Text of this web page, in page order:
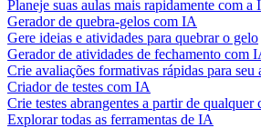
Planeje suas aulas mais rapidamente com a
Gerador de quebra-gelos com IA
Gere ideias e atividades para quebrar o gelo
Gerador de atividades de fechamento com
Crie avaliações formativas rápidas para seu
Criador de testes com IA
Crie testes abrangentes a partir de qualquer
Explorar todas as ferramentas de IA